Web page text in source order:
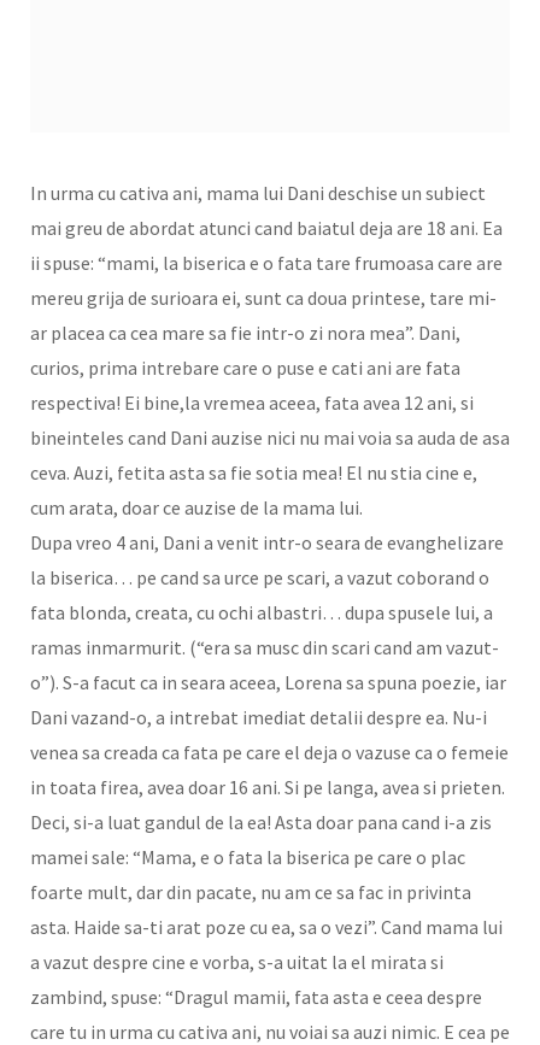
In urma cu cativa ani, mama lui Dani deschise un subiect
mai greu de abordat atunci cand baiatul deja are 18 ani. Ea
ii spuse: “mami, la biserica e o fata tare frumoasa care are
mereu grija de surioara ei, sunt ca doua printese, tare mi-
ar placea ca cea mare sa fie intr-o zi nora mea”. Dani,
curios, prima intrebare care o puse e cati ani are fata
respectiva! Ei bine,la vremea aceea, fata avea 12 ani, si
bineinteles cand Dani auzise nici nu mai voia sa auda de asa
ceva. Auzi, fetita asta sa fie sotia mea! El nu stia cine e,
cum arata, doar ce auzise de la mama lui.
Dupa vreo 4 ani, Dani a venit intr-o seara de evanghelizare
la biserica… pe cand sa urce pe scari, a vazut coborand o
fata blonda, creata, cu ochi albastri… dupa spusele lui, a
ramas inmarmurit. (“era sa musc din scari cand am vazut-
o”). S-a facut ca in seara aceea, Lorena sa spuna poezie, iar
Dani vazand-o, a intrebat imediat detalii despre ea. Nu-i
venea sa creada ca fata pe care el deja o vazuse ca o femeie
in toata firea, avea doar 16 ani. Si pe langa, avea si prieten.
Deci, si-a luat gandul de la ea! Asta doar pana cand i-a zis
mamei sale: “Mama, e o fata la biserica pe care o plac
foarte mult, dar din pacate, nu am ce sa fac in privinta
asta. Haide sa-ti arat poze cu ea, sa o vezi”. Cand mama lui
a vazut despre cine e vorba, s-a uitat la el mirata si
zambind, spuse: “Dragul mamii, fata asta e ceea despre
care tu in urma cu cativa ani, nu voiai sa auzi nimic. E cea pe